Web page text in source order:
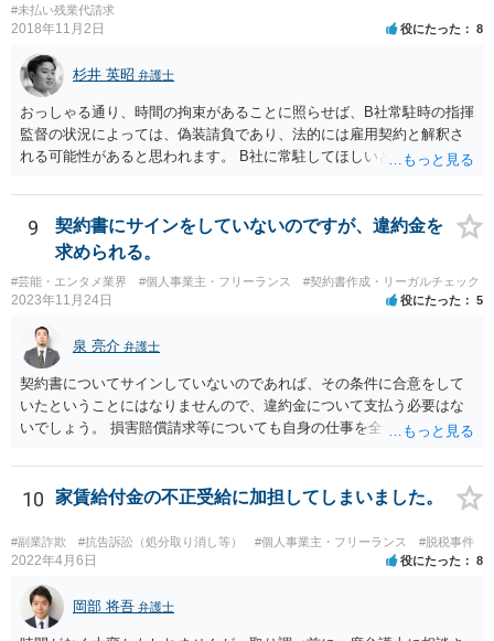
す。 ただし、「※これら⾏為が実際に独占禁⽌法違反となるかどうか
は，具体的態様に照らして個別に判断されることとなる。例えば，優
越的地位の濫⽤に関して，不当に不利益を与えるか否かは，課される
義務等の内容や期間が⽬的に照らして過⼤であるか，与える不利益の
程度，代償措置の有無やその⽔準，あらかじめ⼗分な協議が⾏われた
か等を考慮の上，個別具体的に判断される」という指摘もなされてい
るので、ご事案に応じ、挙げられている事情を具体的に検討して行く
必要があります。 なお、退所等で事務所側と揉めるようであれば、弁
組」（令和元年９月２５日 公正取引委員会）６頁 https://www.jftc.g
o.jp/houdou/kouenkai/190925kondan_file/siryou2.pdf
#未払い残業代請求
2018年11月2日 役にたった 8
杉井 英昭 弁護士
おっしゃる通り、時間の拘束があることに照らせば、B社常駐時の指揮
監督の状況によっては、偽装請負であり、法的には雇用契約と解釈さ
れる可能性があると思われます。 B社に常駐してほしいと先方が求め
ば、折衷的な提案として、「突発的な質問に対応できるように、基本
的には１０時〜１９時はできるだけB社にいるよう努力はします。た
だ、他の仕事もありますので、必ずその条件を守れるとは限りません
し、B社常駐時であっても本件以外の仕事もさせてもらうことになりま
す。」というものが考えられます。 その提案すら断られるようであれ
ば、ちょっと危険な会社だというシグナルと考えるべきでしょう。
9
契約書にサインをしていないのですが、違約金を
求められる。
#芸能・エンタメ業界 #個人事業主・フリーランス #契約書作成・リーガルチェック
2023年11月24日 役にたった 5
泉 亮介 弁護士
契約書についてサインしていないのであれば、その条件に合意をして
いたということにはなりませんので、違約金について支払う必要はな
いでしょう。 損害賠償請求等についても自身の仕事を全て処理してか
10 家賃給付金の不正受給に加担してしまいました。
#副業詐欺 #抗告訴訟（処分取り消し等） #個人事業主・フリーランス #脱税事件
2022年4月6日 役にたった 8
岡部 将吾 弁護士